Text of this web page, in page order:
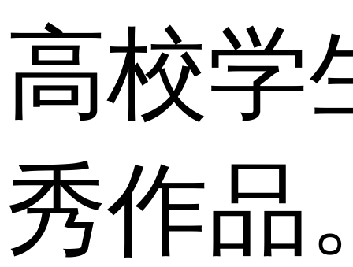
高校学
秀作品